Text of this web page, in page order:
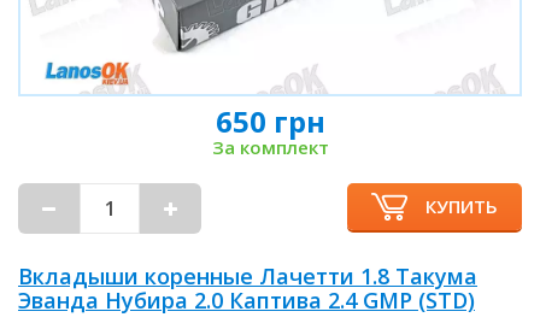
650 грн
За комплект
КУПИТЬ
Вкладыши коренные Лачетти 1.8 Такума
Эванда Нубира 2.0 Каптива 2.4 GMP (STD)